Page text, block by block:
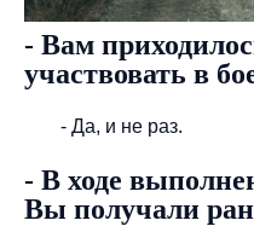
- Вам
участвовать в
- Да, и не раз.
- В ходе
Вы получали